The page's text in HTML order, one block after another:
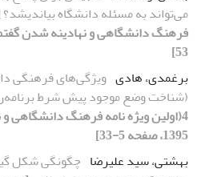
می‌تواند به مسئله دانشگاه بیاندیشد؟
53]
برغمدی، هادی ویژگی‌های فرهنگی
(شناخت وضع موجود پیش شرط
4(اولین ویژه نامه فرهنگ دانشگاهی
1395، صفحه 5-33]
بهشتی، سید علیرضا چگونگی شکل